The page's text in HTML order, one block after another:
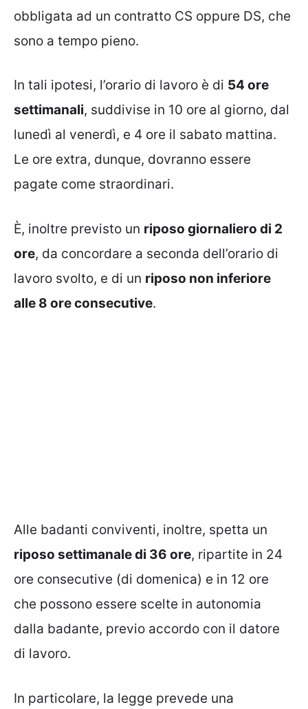
obbligata ad un contratto CS oppure DS, che
sono a tempo pieno.
In tali ipotesi, l’orario di lavoro è di 54 ore
settimanali, suddivise in 10 ore al giorno, dal
lunedì al venerdì, e 4 ore il sabato mattina.
Le ore extra, dunque, dovranno essere
pagate come straordinari.
È, inoltre previsto un riposo giornaliero di 2
ore, da concordare a seconda dell’orario di
lavoro svolto, e di un riposo non inferiore
alle 8 ore consecutive.
Alle badanti conviventi, inoltre, spetta un
riposo settimanale di 36 ore, ripartite in 24
ore consecutive (di domenica) e in 12 ore
che possono essere scelte in autonomia
dalla badante, previo accordo con il datore
di lavoro.
In particolare, la legge prevede una